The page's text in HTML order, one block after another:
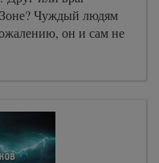
Чуждый людям
он и сам не